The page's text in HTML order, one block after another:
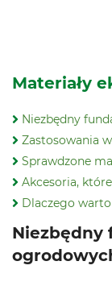
Materiały
Niezbędny
Zastosowania
Sprawdzone
Akcesoria,
Dlaczego
Niezbędny